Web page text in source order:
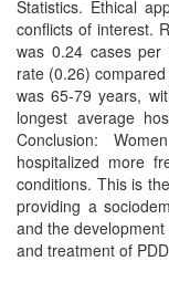
Statistics. Ethical
conflicts of interest.
was 0.24 cases per
rate (0.26)
was 65-79 years,
longest average
Conclusion:
hospitalized more
conditions. This is
providing a
and the
and treatment of